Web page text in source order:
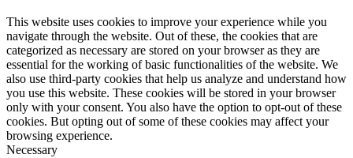
This website uses cookies to improve your experience while you
navigate through the website. Out of these, the cookies that are
categorized as necessary are stored on your browser as they are
essential for the working of basic functionalities of the website. We
also use third-party cookies that help us analyze and understand how
you use this website. These cookies will be stored in your browser
only with your consent. You also have the option to opt-out of these
cookies. But opting out of some of these cookies may affect your
browsing experience.
Necessary